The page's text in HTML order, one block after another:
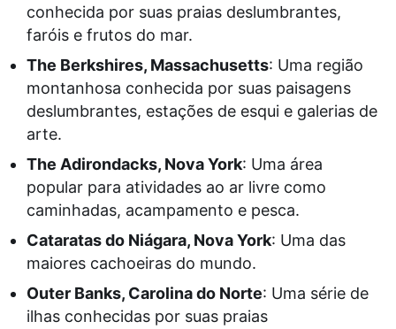
conhecida por suas praias deslumbrantes,
faróis e frutos do mar.
The Berkshires, Massachusetts: Uma região
montanhosa conhecida por suas paisagens
deslumbrantes, estações de esqui e galerias de
arte.
The Adirondacks, Nova York: Uma área
popular para atividades ao ar livre como
caminhadas, acampamento e pesca.
Cataratas do Niágara, Nova York: Uma das
maiores cachoeiras do mundo.
Outer Banks, Carolina do Norte: Uma série de
ilhas conhecidas por suas praias